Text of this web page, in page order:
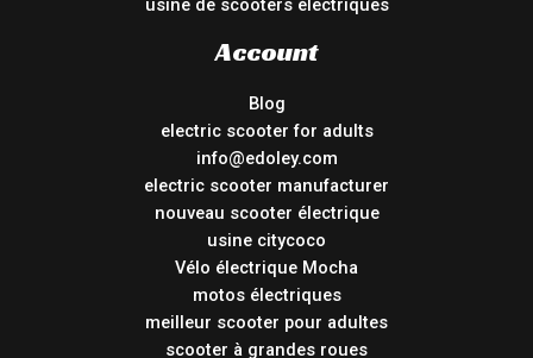
usine de scooters électriques
Account
Blog
electric scooter for adults
info@edoley.com
electric scooter manufacturer
nouveau scooter électrique
usine citycoco
Vélo électrique Mocha
motos électriques
meilleur scooter pour adultes
scooter à grandes roues